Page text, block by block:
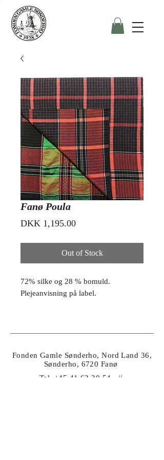
Fanø Poula
DKK 1,195.00Price
Out of Stock
72% silke og 28 % bomuld.
Plejeanvisning på label.
Fonden Gamle Sønderho, Nord Land 36,
Sønderho, 6720 Fanø
Tel.
+45 41 62 20 54
//